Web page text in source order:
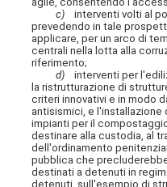
c) interventi volti al
prevedendo in tale
applicare, per un arco di
centrali nella lotta alla
riferimento;
d) interventi per
la ristrutturazione di
criteri innovativi e in modo
antisismici, e
impianti per il
destinare alla custodia, al
dell'ordinamento
pubblica che
destinati a detenuti in
detenuti, sull'esempio di